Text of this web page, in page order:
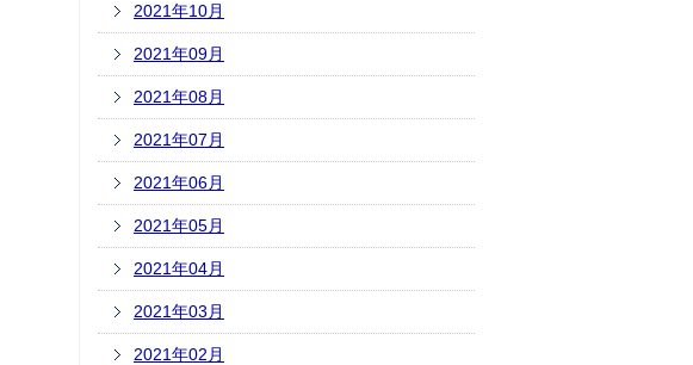
2021年10月
2021年09月
2021年08月
2021年07月
2021年06月
2021年05月
2021年04月
2021年03月
2021年02月